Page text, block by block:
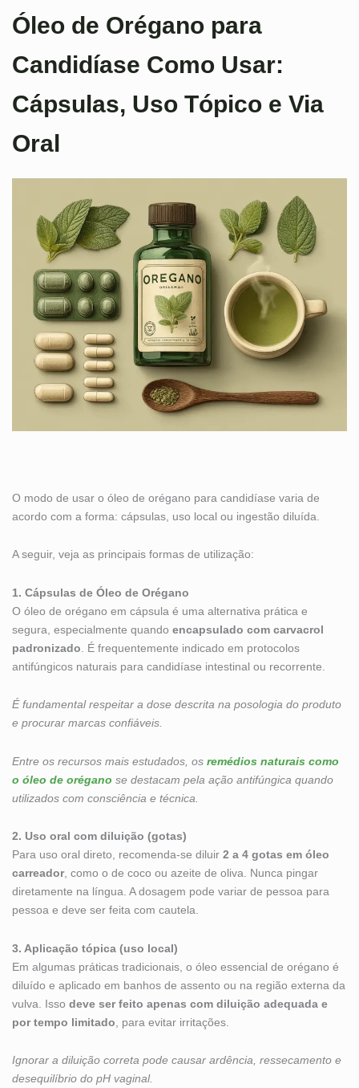
Óleo de Orégano para
Candidíase Como Usar:
Cápsulas, Uso Tópico e Via
Oral
O modo de usar o óleo de orégano para candidíase varia de
acordo com a forma: cápsulas, uso local ou ingestão diluída.
A seguir, veja as principais formas de utilização:
1. Cápsulas de Óleo de Orégano
O óleo de orégano em cápsula é uma alternativa prática e
segura, especialmente quando encapsulado com carvacrol
padronizado . É frequentemente indicado em protocolos
antifúngicos naturais para candidíase intestinal ou recorrente.
É fundamental respeitar a dose descrita na posologia do produto
e procurar marcas confiáveis.
Entre os recursos mais estudados, os remédios naturais como
o óleo de orégano se destacam pela ação antifúngica quando
utilizados com consciência e técnica.
2. Uso oral com diluição (gotas)
Para uso oral direto, recomenda-se diluir 2 a 4 gotas em óleo
carreador, como o de coco ou azeite de oliva. Nunca pingar
diretamente na língua. A dosagem pode variar de pessoa para
pessoa e deve ser feita com cautela.
3. Aplicação tópica (uso local)
Em algumas práticas tradicionais, o óleo essencial de orégano é
diluído e aplicado em banhos de assento ou na região externa da
vulva. Isso deve ser feito apenas com diluição adequada e
por tempo limitado , para evitar irritações.
Ignorar a diluição correta pode causar ardência, ressecamento e
desequilíbrio do pH vaginal.